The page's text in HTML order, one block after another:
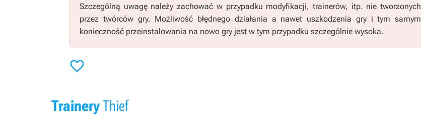
Szczególną uwagę należy zachować w przypadku modyfikacji, trainerów, itp. nie tworzonych
przez twórców gry. Możliwość błędnego działania a nawet uszkodzenia gry i tym samym
konieczność przeinstalowania na nowo gry jest w tym przypadku szczególnie wysoka.

TraineryThief